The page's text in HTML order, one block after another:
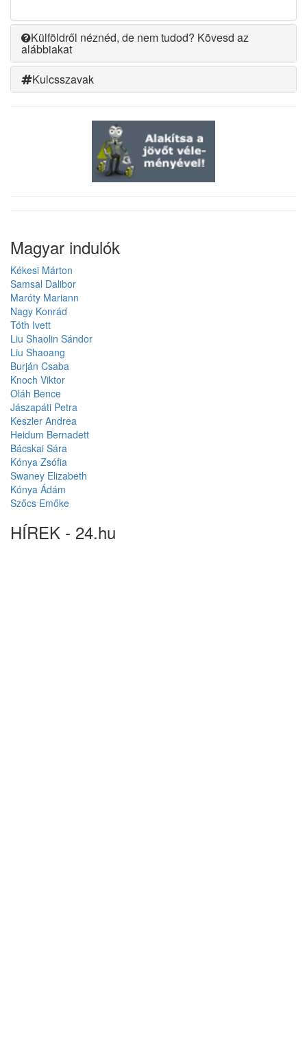
Külföldről néznéd, de nem tudod? Kövesd az
alábbiakat
Kulcsszavak
Magyar indulók
Kékesi Márton
Samsal Dalibor
Maróty Mariann
Nagy Konrád
Tóth Ivett
Liu Shaolin Sándor
Liu Shaoang
Burján Csaba
Knoch Viktor
Oláh Bence
Jászapáti Petra
Keszler Andrea
Heidum Bernadett
Bácskai Sára
Kónya Zsófia
Swaney Elizabeth
Kónya Ádám
Szőcs Emőke
HÍREK - 24.hu